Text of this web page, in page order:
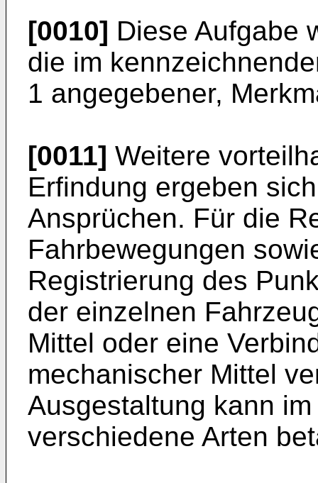
[0010] Diese Aufgabe
die im
1 angegebener,
[0011] Weitere
Erfindung ergeben
Ansprüchen. Für die
Fahrbewegungen
Registrierung des
der einzelnen
Mittel oder eine
mechanischer Mittel
Ausgestaltung kann
verschiedene Arten